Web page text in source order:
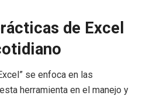
de Excel
se enfoca en las
herramienta en el manejo y